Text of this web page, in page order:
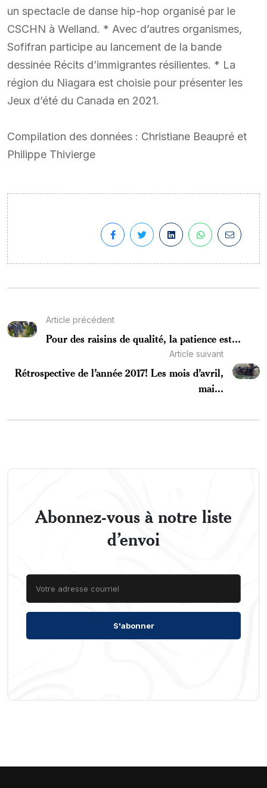
un spectacle de danse hip-hop organisé par le
CSCHN à Welland. * Avec d’autres organismes,
Sofifran participe au lancement de la bande
dessinée Récits d’immigrantes résilientes. * La
région du Niagara est choisie pour présenter les
Jeux d’été du Canada en 2021.
Compilation des données : Christiane Beaupré et
Philippe Thivierge
Article précédent
Pour des raisins de qualité, la patience est...
Article suivant
Rétrospective de l’année 2017! Les mois d’avril,
mai...
Abonnez-vous à notre liste
d’envoi